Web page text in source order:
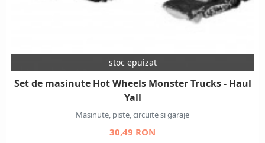
stoc epuizat
Set de masinute Hot Wheels Monster Trucks - Haul
Yall
Masinute, piste, circuite si garaje
30,49 RON